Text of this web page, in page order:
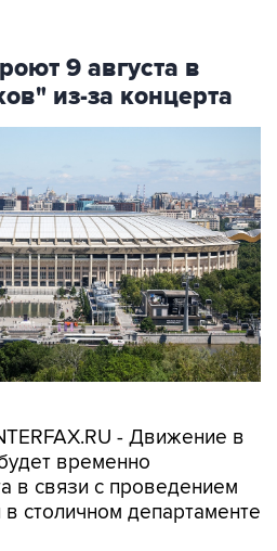
9 августа в
из-за концерта
- Движение в
временно
в связи с проведением
столичном департаменте